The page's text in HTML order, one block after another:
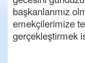
başkanlarımız
emekçilerimize
gerçekleştirmek